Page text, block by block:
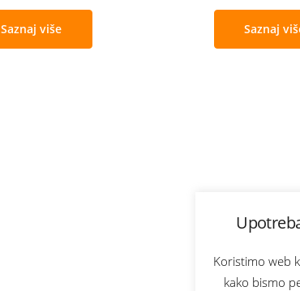
Koristimo web
kako bismo
Saznaj više Saznaj
Bonus plus
Prijava za